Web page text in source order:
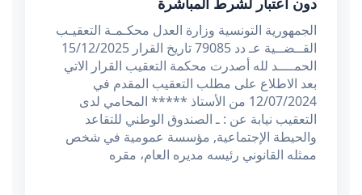
الجمهورية التونسية وزارة العدل محكـمـة التعقيـب
القــضــية عـ دد 79085 تاريخ القرار 15/12/2025
الحمــــد لله أصدرت محكمة التعقيب القرار الاتي
بعد الاطلاع على مطلب التعقيب المقدم في
12/07/2024 من الأستاذ ***** المحامي لدى
التعقيب نيابة عن : ـ الصندوق الوطني للتقاعد
والحيطة الإجتماعية, مؤسسة عمومية في شخص
ممثله القانوني رئيسه مديره العام، مقره